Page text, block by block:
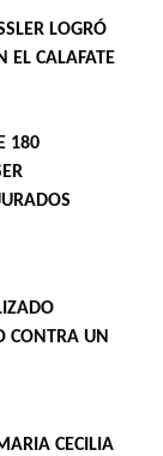
LOGRÓ
EL CALAFATE
180
CONTRA UN
CECILIA